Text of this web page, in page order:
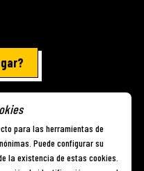
del sitio
para las herramientas de
Puede configurar su
la existencia de estas cookies.